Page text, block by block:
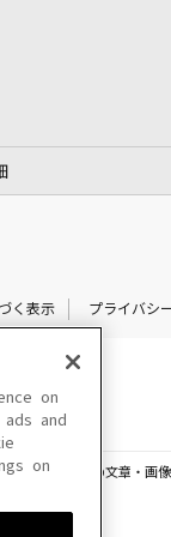
く表示 プライバシ
されている一切の文章・画
on
and
on